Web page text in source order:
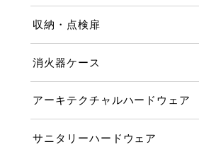
収納・点検扉
消火器ケース
アーキテクチャルハードウェア
サニタリーハードウェア